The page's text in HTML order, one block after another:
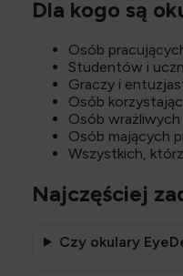
Dla kogo są
Osób
Studentów i
Graczy i
Osób
Osób
Osób mających
Wszystkich,
Najczęściej
Czy okulary